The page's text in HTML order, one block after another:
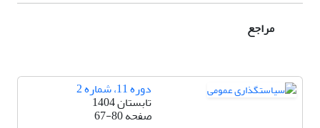
مراجع
دوره 11، شماره 2
تابستان 1404
صفحه67-80